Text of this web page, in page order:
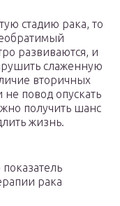
стадию рака, то
развиваются, и
слаженную
вторичных
повод опускать
получить шанс
жизнь.
рака